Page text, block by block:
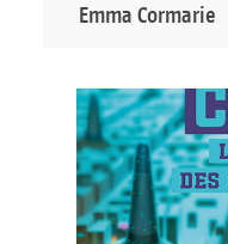
Emma Cormarie